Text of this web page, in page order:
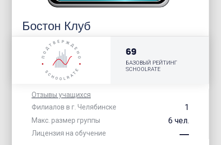
Бостон Клуб
Отзывы учащихся
Филиалов в г. Челябинске
1
Макс. размер группы 6 чел.
Лицензия на обучение
69
БАЗОВЫЙ РЕЙТИНГ
SCHOOLRATE